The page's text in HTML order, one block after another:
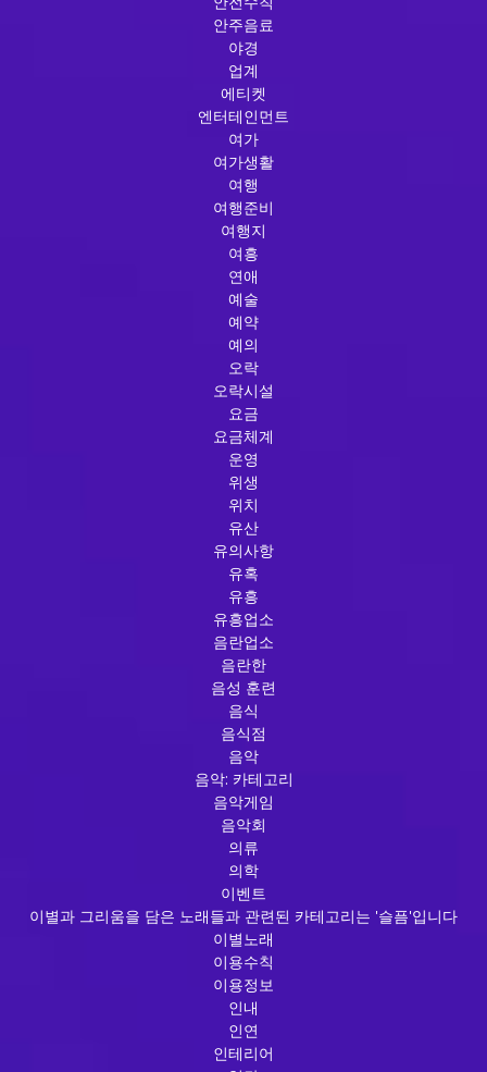
안주음료
야경
업계
에티켓
엔터테인먼트
여가
여가생활
여행
여행준비
여행지
여흥
연애
예술
예약
예의
오락
오락시설
요금
요금체계
운영
위생
위치
유산
유의사항
유혹
유흥
유흥업소
음란업소
음란한
음성 훈련
음식
음식점
음악
음악: 카테고리
음악게임
음악회
의류
의학
이벤트
이별과 그리움을 담은 노래들과 관련된 카테고리는 '슬픔'입니다
이별노래
이용수칙
이용정보
인내
인연
인테리어